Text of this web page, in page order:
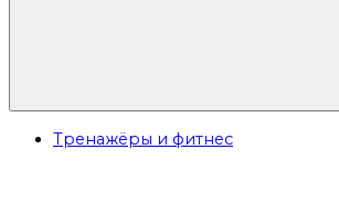
Тренажёры и фитнес